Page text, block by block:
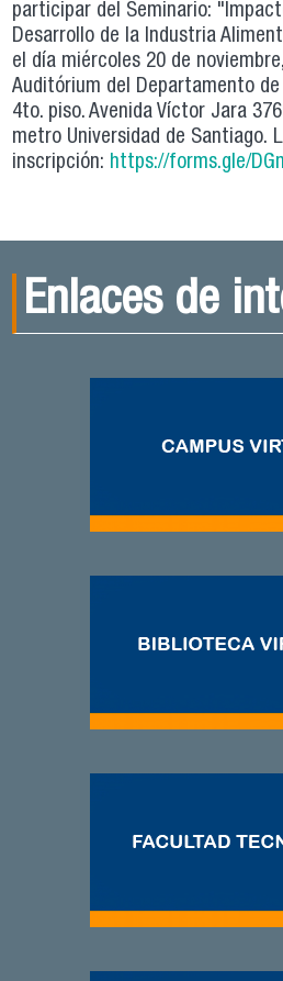
participar del Seminario:
Desarrollo de la Industria
el día miércoles 20 de
Auditórium del Departamento
4to. piso. Avenida Víctor Jara
metro Universidad de Santiago.
inscripción: https://forms.gle/
Enlaces de